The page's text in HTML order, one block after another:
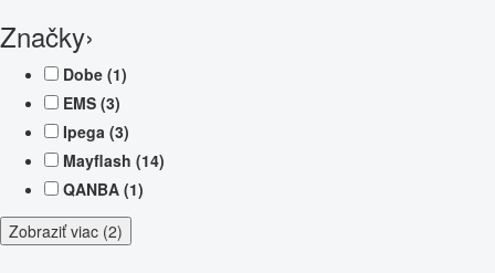
Značky›
Dobe (1)
EMS (3)
Ipega (3)
Mayflash (14)
QANBA (1)
Zobraziť viac (2)